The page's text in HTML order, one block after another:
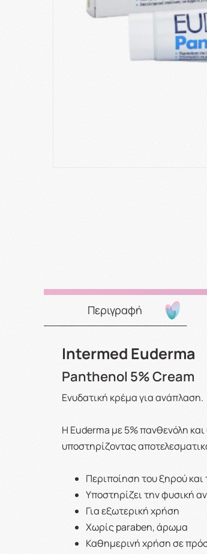
Περιγραφή
Intermed Euderma
Panthenol 5% Cream
Ενυδατική κρέμα για ανάπλαση.
Η Euderma με 5% πανθενόλη
υποστηρίζοντας
Περιποίηση του ξηρού
Υποστηρίζει την φυσική
Για εξωτερική χρήση
Χωρίς paraben, άρωμα
Καθημερινή χρήση σε